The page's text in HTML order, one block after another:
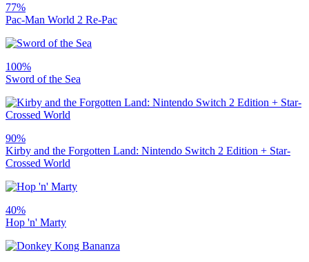
77%
Pac-Man World 2 Re-Pac
100%
Sword of the Sea
90%
Kirby and the Forgotten Land: Nintendo Switch 2 Edition + Star-
Crossed World
40%
Hop 'n' Marty